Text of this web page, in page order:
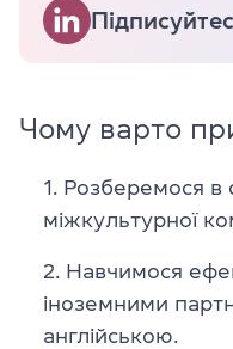
Чому варто
Розберемося в
міжкультурної
Навчимося
іноземними
англійською.